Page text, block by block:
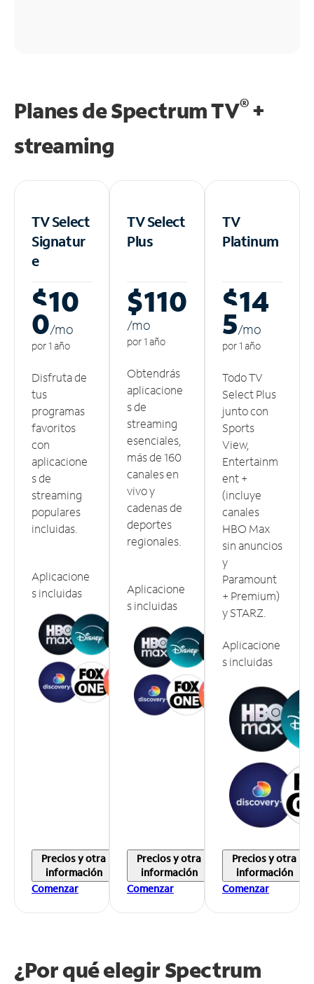
Planes de Spectrum TV®+
streaming
TV Select
Signatur
e
$10
0/mo
por 1 año
Disfruta de
tus
programas
favoritos
con
aplicacione
s de
streaming
populares
incluidas.
Aplicacione
s incluidas
Precios y otra
información
Comenzar
TV Select
Plus
$110
/mo
por 1 año
Obtendrás
aplicacione
s de
streaming
esenciales,
más de 160
canales en
vivo y
cadenas de
deportes
regionales.
Aplicacione
s incluidas
Precios y otra
información
Comenzar
TV
Platinum
$14
5/mo
por 1 año
Todo TV
Select Plus
junto con
Sports
View,
Entertainm
ent +
(incluye
canales
HBO Max
sin anuncios
y
Paramount
+ Premium)
y STARZ.
Aplicacione
s incluidas
Precios y otra
información
Comenzar
¿Por qué elegir Spectrum